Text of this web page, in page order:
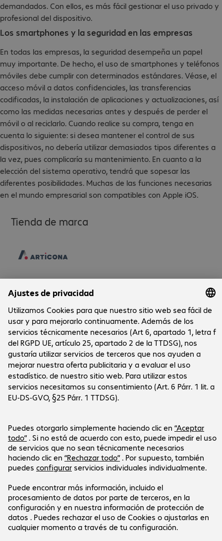
demandados. Con ellos, es más fácil gestionar el uso privado y
profesional del dispositivo.
Los smartphones y la seguridad en las empresas
En todas las empresas, la seguridad desempeña un papel
muy importante. De hecho, el uso de smartphones y teléfonos
móviles debe cumplir con determinados estándares. Véase, el
acceso móvil a datos confidenciales, las transferencias
codificadas, la instalación de aplicaciones y actualizaciones, así
como las medidas necesarias antes y después de perder el
móvil o al reciclarlo. Cuando realice su compra, tenga en
cuenta lo siguiente: si desea mantener el control de sus
dispositivos, no debería utilizar demasiados tipos diferentes a
la vez, pues complicaría su mantenimiento. En cuanto a la
elección del sistema operativo, tendrá que sopesar las
diferentes posibilidades. Muchas de las funciones necesarias
en el mundo empresarial son compatibles con Apple iOS.
Tienda de marca
Sobre la empresa
La empresa
Oficinas de Bechtle
Empleo
Prensa
Relación con inversores
Servicio al cliente
Informaciones de pago y envío
Centro de ayuda
Social Media
Nuestra oferta está dirigida exclusivamente a
empresas y entidades públicas.
Los precios se expresan en euros sin incluir el IVA
Aviso legal
Declaración de protección de datos
Términos y condiciones